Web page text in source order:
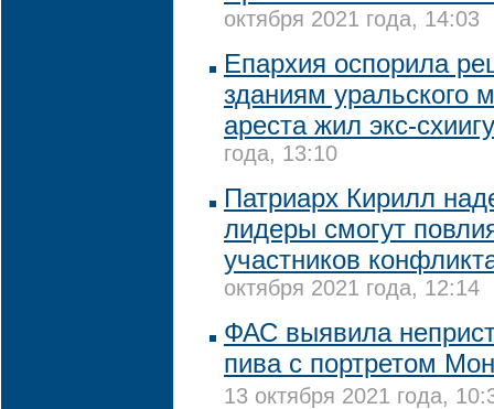
октября 2021 года, 14:03
Епархия оспорила
зданиям уральского
ареста жил экс-
года, 13:10
Патриарх Кирилл
лидеры смогут
участников
октября 2021 года, 12:14
ФАС выявила
пива с портретом
13 октября 2021 года,